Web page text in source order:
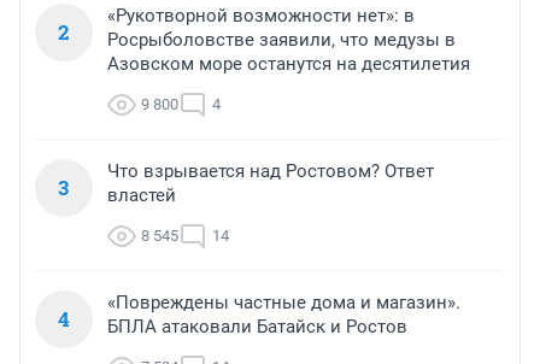
2
«Рукотворной возможности нет»: в
Росрыболовстве заявили, что медузы в
Азовском море останутся на десятилетия
9 800 4
3
Что взрывается над Ростовом? Ответ
властей
8 545 14
4
«Повреждены частные дома и магазин».
БПЛА атаковали Батайск и Ростов